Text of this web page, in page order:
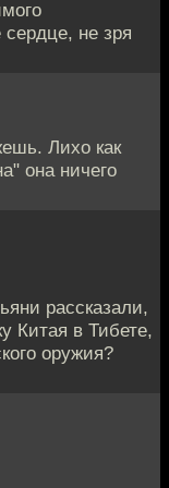
сердце, не зря
Лихо как
она ничего
рассказали,
Китая в Тибете,
оружия?